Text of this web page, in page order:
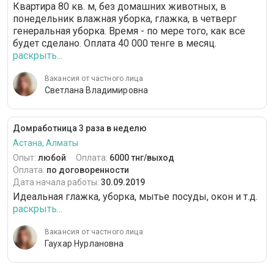
Квартира 80 кв. м, без домашних животных, в
понедельник влажная уборка, глажка, в четверг
генеральная уборка. Время - по мере того, как все
будет сделано. Оплата 40 000 тенге в месяц.
раскрыть...
Вакансия от частного лица
Светлана Владимировна
Домработница 3 раза в неделю
Астана, Алматы
Опыт: любой Оплата: 6000 тнг/выход
Оплата: по договоренности
Дата начала работы: 30.09.2019
Идеальная глажка, уборка, мытье посуды, окон и т.д.
раскрыть...
Вакансия от частного лица
Гаухар Нурлановна